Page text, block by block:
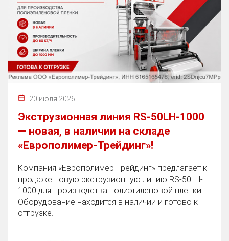
20 июля 2026
Экструзионная линия RS-50LH-1000
— новая, в наличии на складе
«Европолимер-Трейдинг»!
Компания «Европолимер-Трейдинг» предлагает к
продаже новую экструзионную линию RS-50LH-
1000 для производства полиэтиленовой пленки.
Оборудование находится в наличии и готово к
отгрузке.